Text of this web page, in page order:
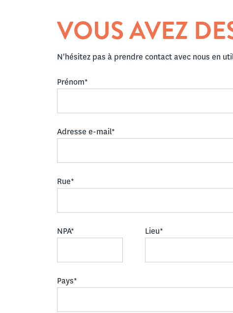
VOUS AVEZ
N'hésitez pas à prendre contact avec nous en
Prénom*
Adresse e-mail*
Rue*
NPA* Lieu*
Pays*